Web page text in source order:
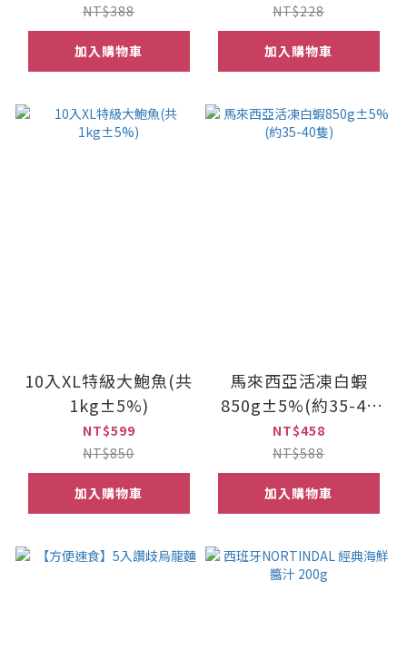
NT$388
加入購物車
NT$228
加入購物車
10入XL特級大鮑魚(共
1kg±5%)
NT$599
NT$850
加入購物車
馬來西亞活凍白蝦
850g±5%(約35-40
隻)
NT$458
NT$588
加入購物車